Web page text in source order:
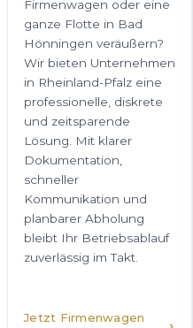
Firmenwagen oder eine
ganze Flotte in Bad
Hönningen veräußern?
Wir bieten Unternehmen
in Rheinland-Pfalz eine
professionelle, diskrete
und zeitsparende
Lösung. Mit klarer
Dokumentation,
schneller
Kommunikation und
planbarer Abholung
bleibt Ihr Betriebsablauf
zuverlässig im Takt.
Jetzt Firmenwagen